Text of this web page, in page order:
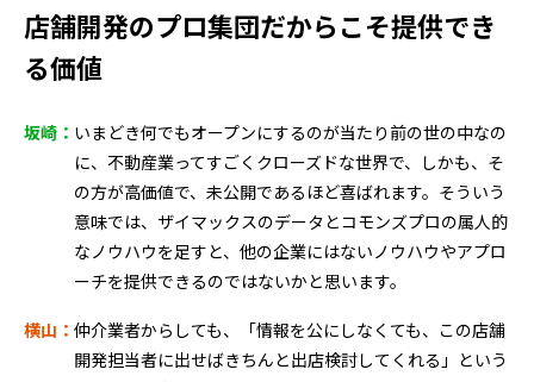
店舗開発のプロ集団だからこそ提供でき
る価値
坂崎： いまどき何でもオープンにするのが当たり前の世の中なの
に、不動産業ってすごくクローズドな世界で、しかも、そ
の方が高価値で、未公開であるほど喜ばれます。そういう
意味では、ザイマックスのデータとコモンズプロの属人的
なノウハウを足すと、他の企業にはないノウハウやアプロ
ーチを提供できるのではないかと思います。
横山： 仲介業者からしても、「情報を公にしなくても、この店舗
開発担当者に出せばきちんと出店検討してくれる」という